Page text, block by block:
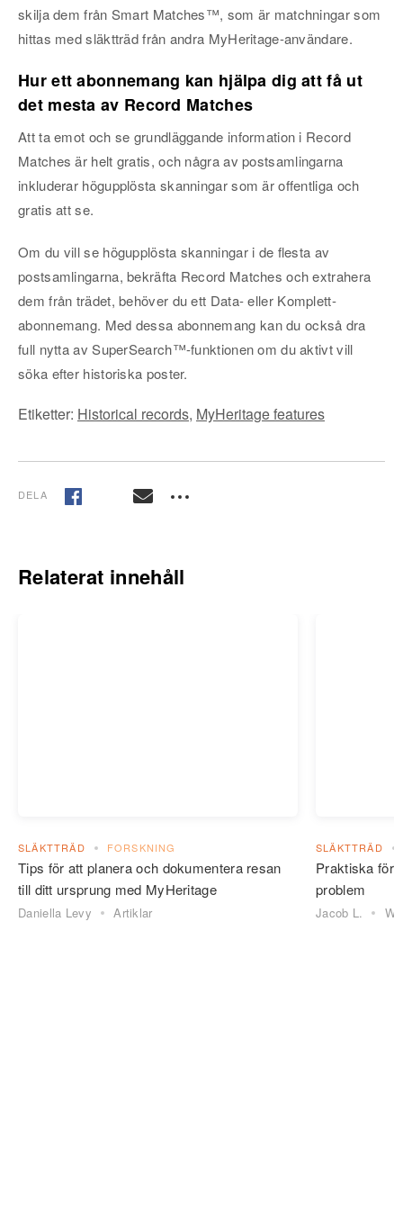
skilja dem från Smart Matches™, som är matchningar som
hittas med släktträd från andra MyHeritage-användare.
Hur ett abonnemang kan hjälpa dig att få ut
det mesta av Record Matches
Att ta emot och se grundläggande information i Record
Matches är helt gratis, och några av postsamlingarna
inkluderar högupplösta skanningar som är offentliga och
gratis att se.
Om du vill se högupplösta skanningar i de flesta av
postsamlingarna, bekräfta Record Matches och extrahera
dem från trädet, behöver du ett Data- eller Komplett-
abonnemang. Med dessa abonnemang kan du också dra
full nytta av SuperSearch™-funktionen om du aktivt vill
söka efter historiska poster.
Etiketter: Historical records, MyHeritage features
DELA
Relaterat innehåll
SLÄKTTRÄD FORSKNING
Tips för att planera och dokumentera resan
till ditt ursprung med MyHeritage
Daniella Levy Artiklar
SLÄKTTRÄD
Praktiska
problem
Jacob L.